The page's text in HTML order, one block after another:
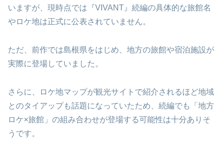
いますが、現時点では『VIVANT』続編の具体的な旅館名
やロケ地は正式に公表されていません。
ただ、前作では島根県をはじめ、地方の旅館や宿泊施設が
実際に登場していました。
さらに、ロケ地マップが観光サイトで紹介されるほど地域
とのタイアップも話題になっていたため、続編でも「地方
ロケ×旅館」の組み合わせが登場する可能性は十分ありそ
うです。